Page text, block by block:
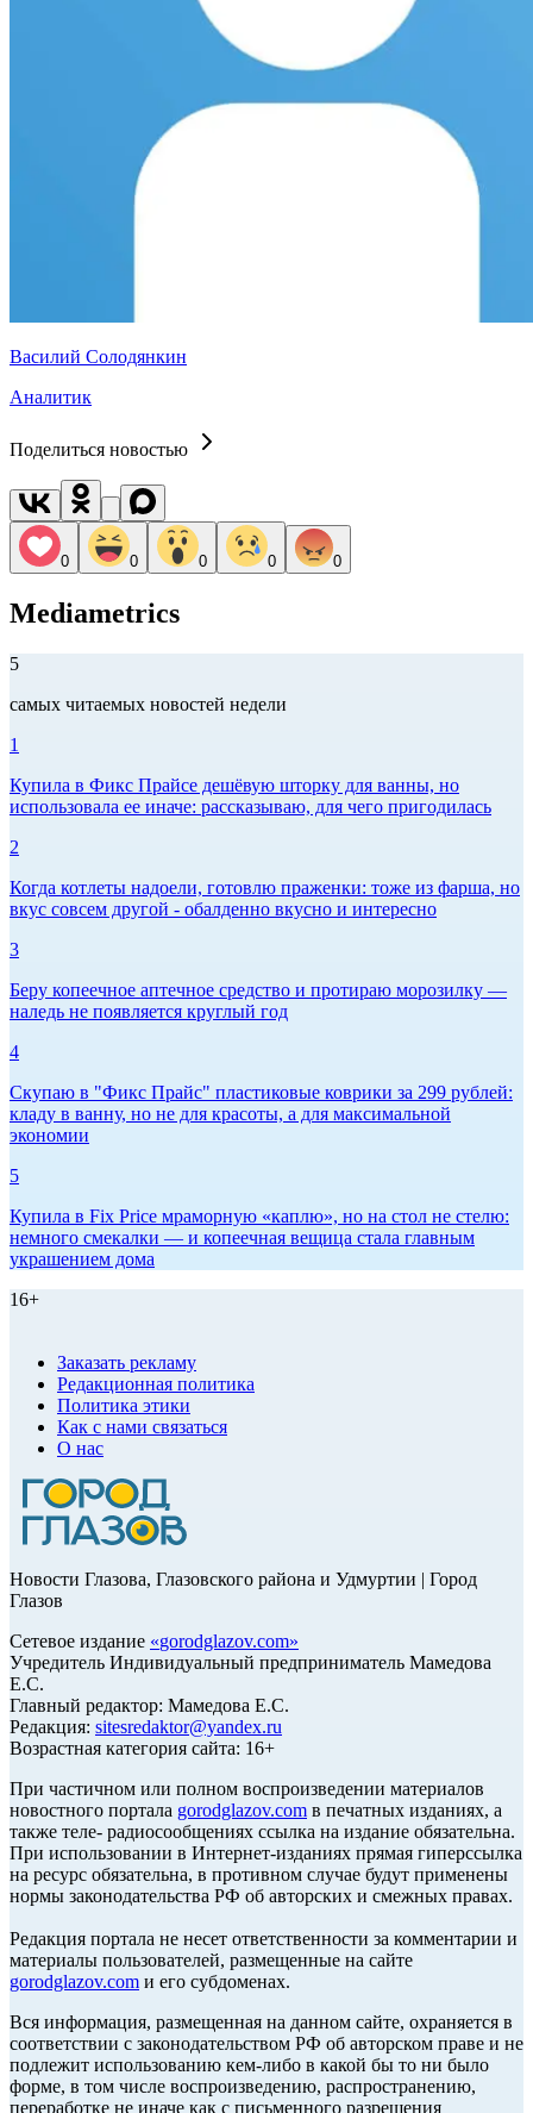
Василий Солодянкин
Аналитик
Поделиться новостью
0 0 0 0 0
Mediametrics
5
самых читаемых новостей недели
1
Купила в Фикс Прайсе дешёвую шторку для ванны, но
использовала ее иначе: рассказываю, для чего пригодилась
2
Когда котлеты надоели, готовлю праженки: тоже из фарша, но
вкус совсем другой - обалденно вкусно и интересно
3
Беру копеечное аптечное средство и протираю морозилку —
наледь не появляется круглый год
4
Скупаю в "Фикс Прайс" пластиковые коврики за 299 рублей:
кладу в ванну, но не для красоты, а для максимальной
экономии
5
Купила в Fix Price мраморную «каплю», но на стол не стелю:
немного смекалки — и копеечная вещица стала главным
украшением дома
16+
Заказать рекламу
Редакционная политика
Политика этики
Как с нами связаться
О нас
Новости Глазова, Глазовского района и Удмуртии | Город
Глазов
Сетевое издание «gorodglazov.com»
Учредитель Индивидуальный предприниматель Мамедова
Е.С.
Главный редактор: Мамедова Е.С.
Редакция: sitesredaktor@yandex.ru
Возрастная категория сайта: 16+
При частичном или полном воспроизведении материалов
новостного портала gorodglazov.com в печатных изданиях, а
также теле- радиосообщениях ссылка на издание обязательна.
При использовании в Интернет-изданиях прямая гиперссылка
на ресурс обязательна, в противном случае будут применены
нормы законодательства РФ об авторских и смежных правах.
Редакция портала не несет ответственности за комментарии и
материалы пользователей, размещенные на сайте
gorodglazov.com и его субдоменах.
Вся информация, размещенная на данном сайте, охраняется в
соответствии с законодательством РФ об авторском праве и не
подлежит использованию кем-либо в какой бы то ни было
форме, в том числе воспроизведению, распространению,
переработке не иначе как с письменного разрешения